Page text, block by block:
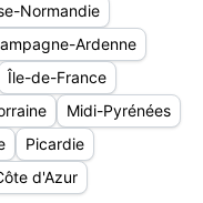
Normandie
Ardenne
Île-de-France
Midi-Pyrénées
Picardie
d'Azur